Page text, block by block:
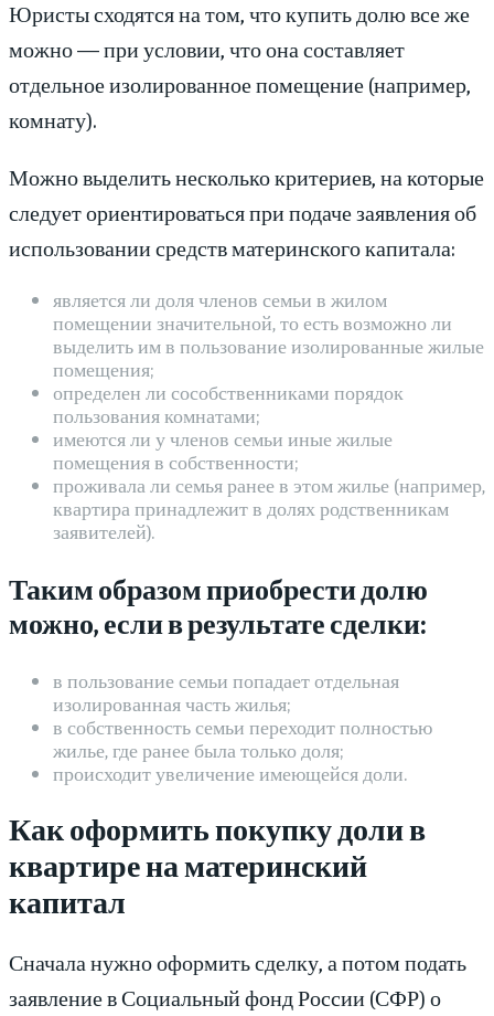
Юристы сходятся на том, что купить долю все же
можно — при условии, что она составляет
отдельное изолированное помещение (например,
комнату).
Можно выделить несколько критериев, на которые
следует ориентироваться при подаче заявления об
использовании средств материнского капитала:
является ли доля членов семьи в жилом
помещении значительной, то есть возможно ли
выделить им в пользование изолированные жилые
помещения;
определен ли сособственниками порядок
пользования комнатами;
имеются ли у членов семьи иные жилые
помещения в собственности;
проживала ли семья ранее в этом жилье (например,
квартира принадлежит в долях родственникам
заявителей).
Таким образом приобрести долю
можно, если в результате сделки:
в пользование семьи попадает отдельная
изолированная часть жилья;
в собственность семьи переходит полностью
жилье, где ранее была только доля;
происходит увеличение имеющейся доли.
Как оформить покупку доли в
квартире на материнский
капитал
Сначала нужно оформить сделку, а потом подать
заявление в Социальный фонд России (СФР) о